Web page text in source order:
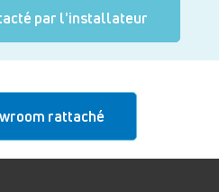
par l'installateur
rattaché